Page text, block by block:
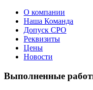
О компании
Наша Команда
Допуск СРО
Реквизиты
Цены
Новости
Выполненные